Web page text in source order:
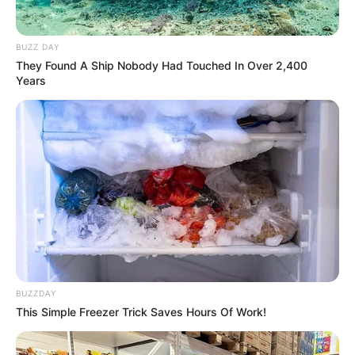
(foto: instagram/hby_official)
Biodata & Profil
Nama Lengkap: Lee Hyunggeun
Nama panggung: Marco
Nama Panggilan: –
Posisi: Main rapper, dancer
Tempat, tanggal lahir: Gwangju, 11 Mei 1994
BUZZ DAY
They Found A Ship Nobody Had Touched In Over 2,400
Years
BUZZDAY
This Simple Freezer Trick Saves Hours Of Work!